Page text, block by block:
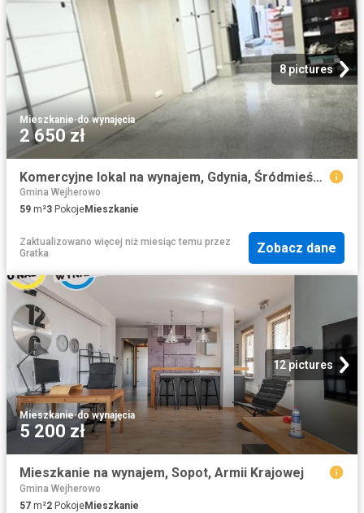
8 pictures
Mieszkanie·do wynajęcia
2 650 zł
Komercyjne lokal na wynajem, Gdynia, Śródmieście, 10 Lutego
Gmina Wejherowo
59 m²3 PokojeMieszkanie
Zaktualizowano więcej niż miesiąc temu przez
Gratka
Zobacz dane
12 pictures
Mieszkanie·do wynajęcia
5 200 zł
Mieszkanie na wynajem, Sopot, Armii Krajowej
Gmina Wejherowo
57 m²2 PokojeMieszkanie